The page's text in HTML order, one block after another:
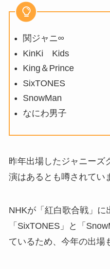
関ジャニ∞
KinKi Kids
King＆Prince
SixTONES
SnowMan
なにわ男子
昨年出場したジャニーズ
演はあるとも噂されてい
NHKが「紅白歌合戦」に
「SixTONES」と「
ているため、今年の出場